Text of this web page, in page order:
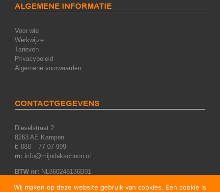
ALGEMENE INFORMATIE
Voor wie
Werkwijze
Tarieven
Privacybeleid
Algemene voorwaarden
CONTACTGEGEVENS
Dieselstraat 2
8263 AE Kampen
t: 088 – 77 07 999
m: info@mijndakschoon.nl
BTW nr: NL860248136B01
Wij maken op deze website gebruik van cookies. Een cookie is